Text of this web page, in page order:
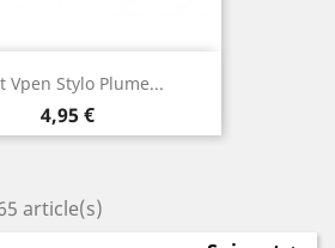
Vpen Stylo Plume...
Prix
4,95 €
article(s)